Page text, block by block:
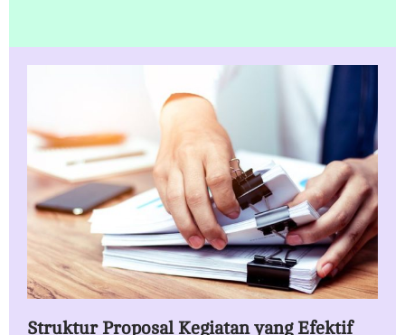
Struktur Proposal Kegiatan yang Efektif